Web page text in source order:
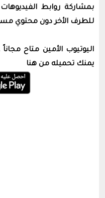
بمشاركة روابط
للطرف الأخر دون محتوي
اليوتيوب الأمين متاح
يمنك تحميله من هنا